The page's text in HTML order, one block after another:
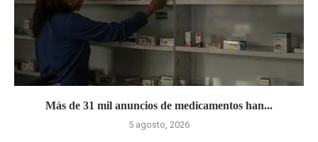
Más de 31 mil anuncios de medicamentos han...
5 agosto, 2026